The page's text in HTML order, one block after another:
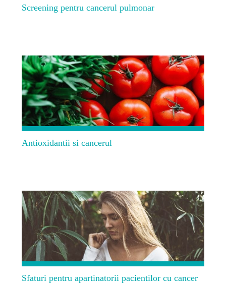
Screening pentru cancerul pulmonar
Antioxidantii si cancerul
Sfaturi pentru apartinatorii pacientilor cu cancer